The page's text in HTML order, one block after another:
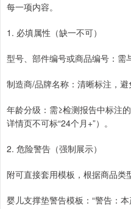
每一项内容。
1. 必填属性（缺一不可）
型号、部件编号或商品编号：需
制造商/品牌名称：清晰标注，避
年龄分级：需≥检测报告中标注
详情页不可标“24个月+”）。
2. 危险警告（强制展示）
附可直接套用模板，根据商品类
婴儿支撑垫警告模板：“警告：